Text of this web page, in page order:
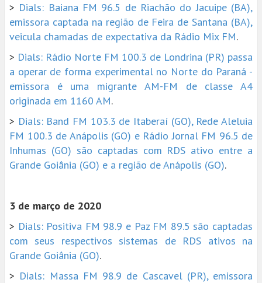
> Dials: Baiana FM 96.5 de Riachão do Jacuipe (BA),
emissora captada na região de Feira de Santana (BA),
veicula chamadas de expectativa da Rádio Mix FM.
> Dials: Rádio Norte FM 100.3 de Londrina (PR) passa
a operar de forma experimental no Norte do Paraná -
emissora é uma migrante AM-FM de classe A4
originada em 1160 AM.
> Dials: Band FM 103.3 de Itaberaí (GO), Rede Aleluia
FM 100.3 de Anápolis (GO) e Rádio Jornal FM 96.5 de
Inhumas (GO) são captadas com RDS ativo entre a
Grande Goiânia (GO) e a região de Anápolis (GO).
3 de março de 2020
> Dials: Positiva FM 98.9 e Paz FM 89.5 são captadas
com seus respectivos sistemas de RDS ativos na
Grande Goiânia (GO).
> Dials: Massa FM 98.9 de Cascavel (PR), emissora